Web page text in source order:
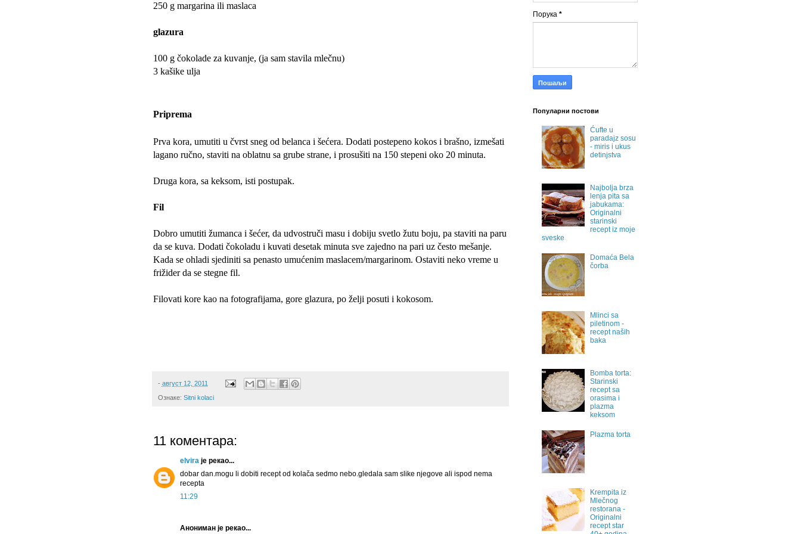
250 g margarina ili maslaca
glazura
100 g čokolade za kuvanje, (ja sam stavila mlečnu)
3 kašike ulja
Priprema
Prva kora, umutiti u čvrst sneg od belanca i šećera. Dodati postepeno kokos i brašno, izmešati
lagano ručno, staviti na oblatnu sa grube strane, i prosušiti na 150 stepeni oko 20 minuta.
Druga kora, sa keksom, isti postupak.
Fil
Dobro umutiti žumanca i šećer, da udvostruči masu i dobiju svetlo žutu boju, pa staviti na paru
da se kuva. Dodati čokoladu i kuvati desetak minuta sve zajedno na pari uz često mešanje.
Kada se ohladi sjediniti sa penasto umućenim maslacem/margarinom. Ostaviti neko vreme u
frižider da se stegne fil.
Filovati kore kao na fotografijama, gore glazura, po želji posuti i kokosom.
- август 12, 2011
Ознаке: Sitni kolaci
11 коментара:
elviraје рекао...
dobar dan.mogu li dobiti recept od kolača sedmo nebo.gledala sam slike njegove ali ispod nema
recepta
11:29
Анониман је рекао...
Порука *
Популарни постови
Ćufte u
paradajz sosu
- miris i ukus
detinjstva
Najbolja brza
lenja pita sa
jabukama:
Originalni
starinski
recept iz moje
sveske
Domaća Bela
čorba
Mlinci sa
piletinom -
recept naših
baka
Bomba torta:
Starinski
recept sa
orasima i
plazma
keksom
Plazma torta
Krempita iz
Mlečnog
restorana -
Originalni
recept star